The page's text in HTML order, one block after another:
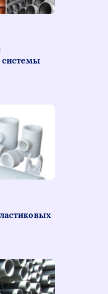
системы